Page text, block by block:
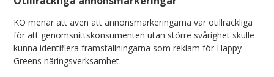
KO menar att även att annonsmarkeringarna var otillräckliga
för att genomsnittskonsumenten utan större svårighet skulle
kunna identifiera framställningarna som reklam för Happy
Greens näringsverksamhet.